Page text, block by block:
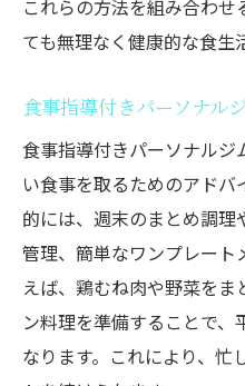
これらの方法を組み合わせ
ても無理なく健康的な食生
食事指導付きパーソナル
食事指導付きパーソナル
い食事を取るためのアド
的には、週末のまとめ調
管理、簡単なワンプレート
えば、鶏むね肉や野菜を
ン料理を準備することで
なります。これにより、忙